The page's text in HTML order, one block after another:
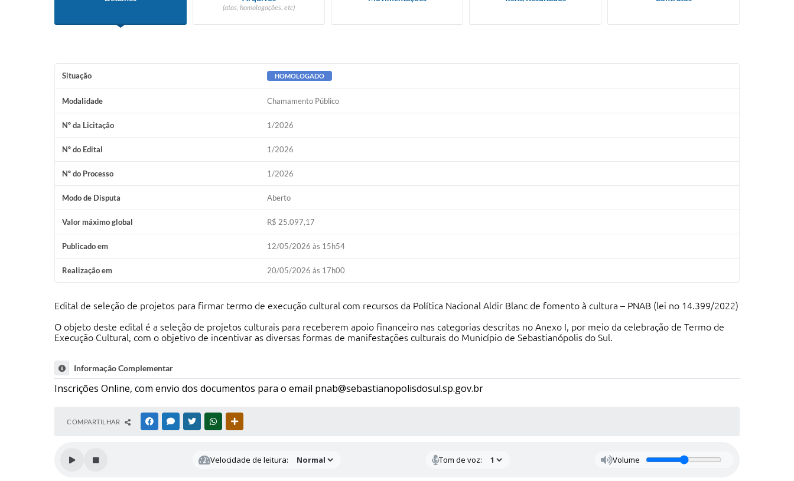
(atas, homologações, etc)
Situação HOMOLOGADO
Modalidade Chamamento Público
Nº da Licitação 1/2026
Nº do Edital 1/2026
Nº do Processo 1/2026
Modo de Disputa Aberto
Valor máximo global R$ 25.097,17
Publicado em 12/05/2026 às 15h54
Realização em 20/05/2026 às 17h00
Edital de seleção de projetos para firmar termo de execução cultural com recursos da Política Nacional Aldir Blanc de fomento à cultura – PNAB (lei no 14.399/2022)
O objeto deste edital é a seleção de projetos culturais para receberem apoio financeiro nas categorias descritas no Anexo I, por meio da celebração de Termo de
Execução Cultural, com o objetivo de incentivar as diversas formas de manifestações culturais do Município de Sebastianópolis do Sul.
Informação Complementar
Inscrições Online, com envio dos documentos para o email pnab@sebastianopolisdosul.sp.gov.br
COMPARTILHAR FACEBOOKMESSENGER
TWITTERWHATSAPP
Velocidade de leitura: Tom de voz: Volume